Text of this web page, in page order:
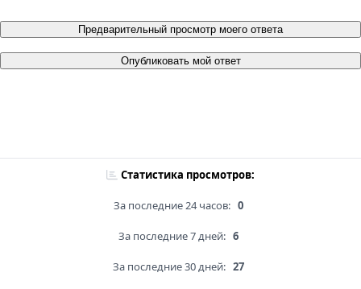
Предварительный просмотр моего ответа
Опубликовать мой ответ
Статистика просмотров:
За последние 24 часов: 0
За последние 7 дней: 6
За последние 30 дней: 27